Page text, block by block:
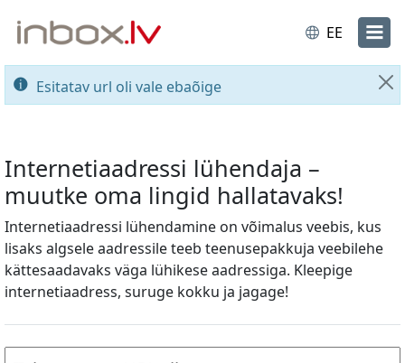
EE
Esitatav url oli vale ebaõige
Internetiaadressi lühendaja –
muutke oma lingid hallatavaks!
Internetiaadressi lühendamine on võimalus veebis, kus
lisaks algsele aadressile teeb teenusepakkuja veebilehe
kättesaadavaks väga lühikese aadressiga. Kleepige
internetiaadress, suruge kokku ja jagage!